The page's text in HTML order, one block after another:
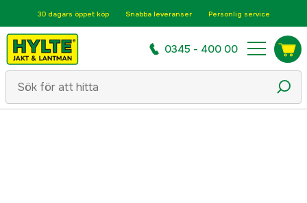
30 dagars öppet köp Snabba leveranser Personlig service
0345 - 400 00